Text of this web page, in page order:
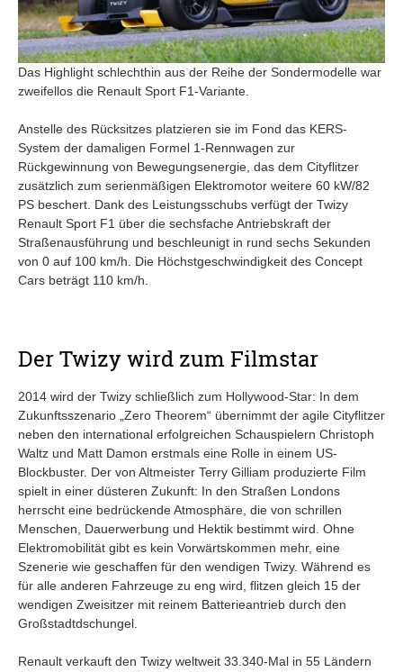
Das Highlight schlechthin aus der Reihe der Sondermodelle war
zweifellos die Renault Sport F1-Variante.
Anstelle des Rücksitzes platzieren sie im Fond das KERS-
System der damaligen Formel 1-Rennwagen zur
Rückgewinnung von Bewegungsenergie, das dem Cityflitzer
zusätzlich zum serienmäßigen Elektromotor weitere 60 kW/82
PS beschert. Dank des Leistungsschubs verfügt der Twizy
Renault Sport F1 über die sechsfache Antriebskraft der
Straßenausführung und beschleunigt in rund sechs Sekunden
von 0 auf 100 km/h. Die Höchstgeschwindigkeit des Concept
Cars beträgt 110 km/h.
Der Twizy wird zum Filmstar
2014 wird der Twizy schließlich zum Hollywood-Star: In dem
Zukunftsszenario „Zero Theorem“ übernimmt der agile Cityflitzer
neben den international erfolgreichen Schauspielern Christoph
Waltz und Matt Damon erstmals eine Rolle in einem US-
Blockbuster. Der von Altmeister Terry Gilliam produzierte Film
spielt in einer düsteren Zukunft: In den Straßen Londons
herrscht eine bedrückende Atmosphäre, die von schrillen
Menschen, Dauerwerbung und Hektik bestimmt wird. Ohne
Elektromobilität gibt es kein Vorwärtskommen mehr, eine
Szenerie wie geschaffen für den wendigen Twizy. Während es
für alle anderen Fahrzeuge zu eng wird, flitzen gleich 15 der
wendigen Zweisitzer mit reinem Batterieantrieb durch den
Großstadtdschungel.
Renault verkauft den Twizy weltweit 33.340-Mal in 55 Ländern